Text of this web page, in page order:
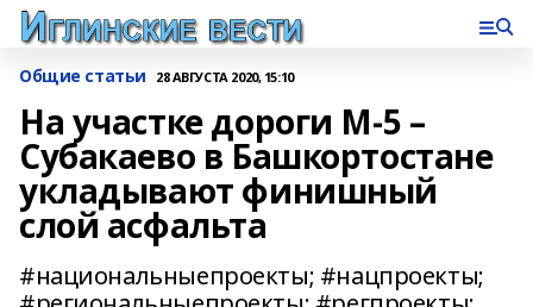
Общие статьи 28 АВГУСТА 2020, 15:10
На участке дороги М-5 –
Субакаево в Башкортостане
укладывают финишный
слой асфальта
#национальныепроекты; #нацпроекты;